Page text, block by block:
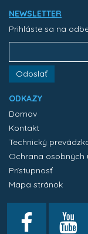
NEWSLETTER
Prihláste sa na
Odoslať
ODKAZY
Domov
Kontakt
Technický
Ochrana osobných
Prístupnosť
Mapa stránok